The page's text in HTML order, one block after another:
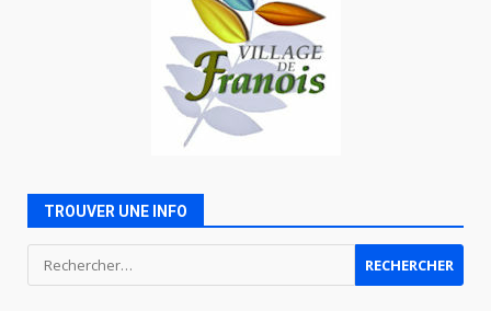
TROUVER UNE INFO
Rechercher :